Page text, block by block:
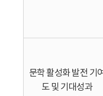
문학 활성화 발전 기여
도 및 기대성과